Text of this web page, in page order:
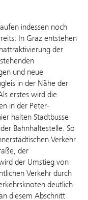
indessen noch
In Graz entstehen
der
und neue
in der Nähe der
erstes wird die
in der Peter-
halten Stadtbusse
Bahnhaltestelle. So
Verkehr
der
der Umstieg von
Verkehr durch
deutlich
diesem Abschnitt